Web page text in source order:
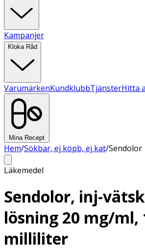
Kampanjer
Kloka Råd
VarumärkenKundklubbTjänsterHitta
Mina Recept
Hem/Sökbar, ej köpb, ej kat/Sendolor
Läkemedel
Sendolor, inj-
lösning 20 mg/ml,
milliliter